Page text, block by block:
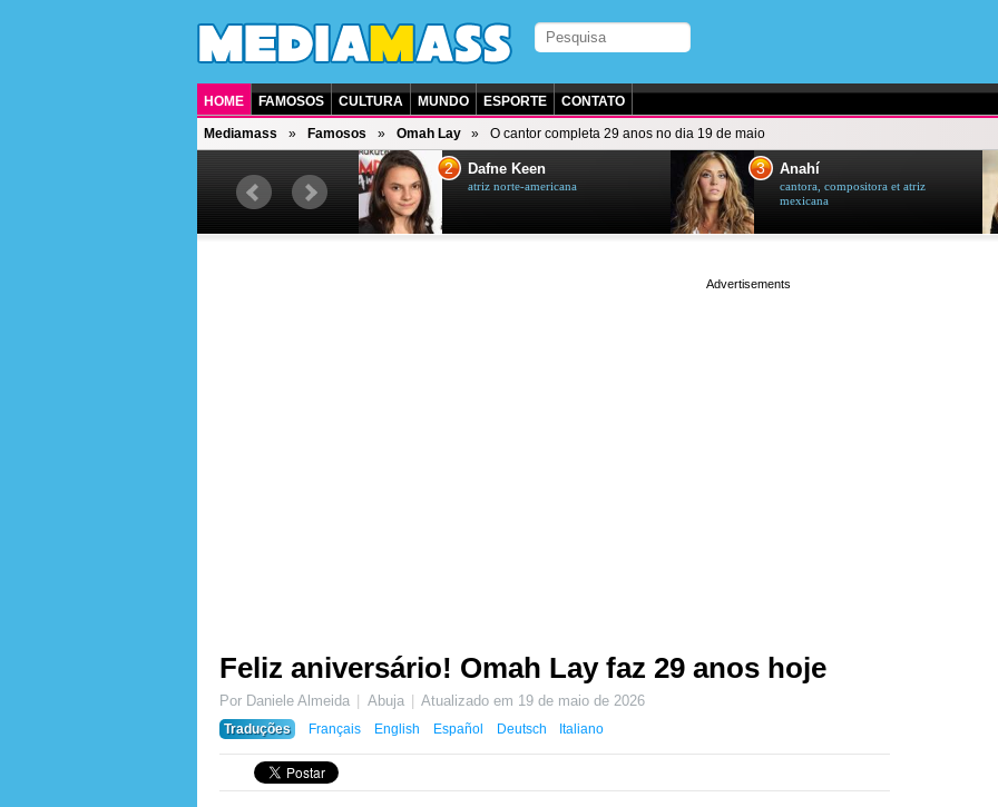
HOME FAMOSOS CULTURA MUNDO ESPORTE CONTATO
Mediamass Famosos Omah Lay O cantor completa 29 anos no dia 19 de maio
2 Dafne Keen
atriz norte-americana
3 Anahí
cantora, compositora et atriz
mexicana
Feliz aniversário! Omah Lay faz 29 anos hoje
Por Daniele Almeida Abuja Atualizado em 19 de maio de 2026
Traduções
Français English Español Deutsch Italiano